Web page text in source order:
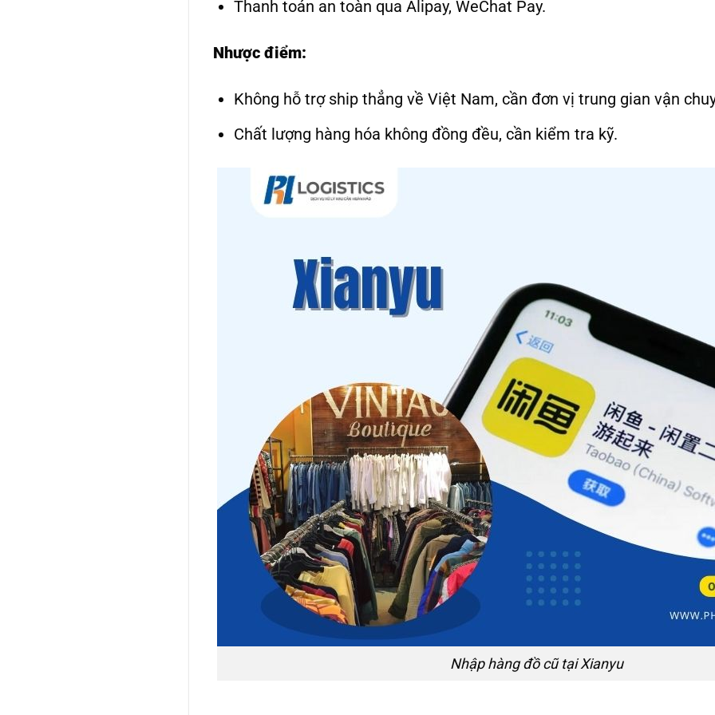
Thanh toán an toàn qua Alipay, WeChat Pay.
Nhược điểm:
Không hỗ trợ ship thẳng về Việt Nam, cần đơn vị trung gian vận
Chất lượng hàng hóa không đồng đều, cần kiểm tra kỹ.
Nhập hàng đồ cũ tại Xianyu